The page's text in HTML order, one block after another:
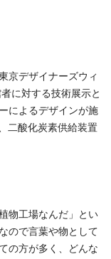
京デザイナーズウィ
に対する技術展示と
によるデザインが施
二酸化炭素供給装置
物工場なんだ」とい
ので言葉や物として
の方が多く、どんな